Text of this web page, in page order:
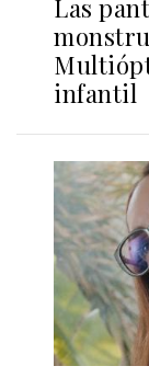
Las
infantil